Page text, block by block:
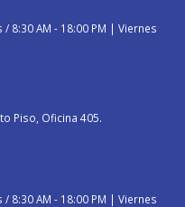
/ 8:30 AM - 18:00 PM | Viernes
Piso, Oficina 405.
/ 8:30 AM - 18:00 PM | Viernes